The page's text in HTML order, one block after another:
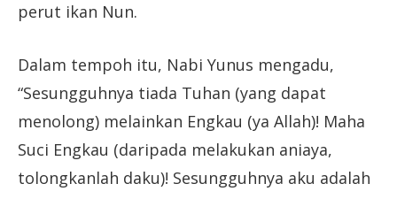
perut ikan Nun.
Dalam tempoh itu, Nabi Yunus mengadu,
“Sesungguhnya tiada Tuhan (yang dapat
menolong) melainkan Engkau (ya Allah)! Maha
Suci Engkau (daripada melakukan aniaya,
tolongkanlah daku)! Sesungguhnya aku adalah